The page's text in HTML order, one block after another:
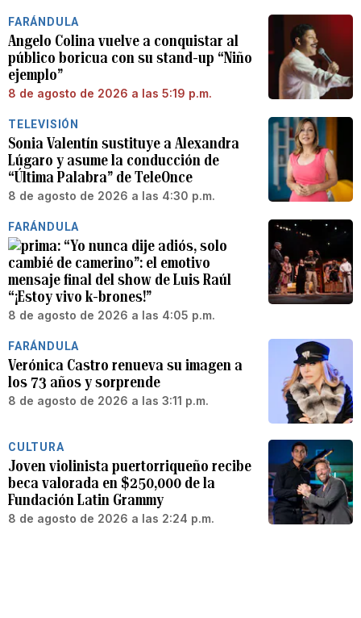
FARÁNDULA
Angelo Colina vuelve a conquistar al
público boricua con su stand-up “Niño
ejemplo”
8 de agosto de 2026 a las 5:19 p.m.
TELEVISIÓN
Sonia Valentín sustituye a Alexandra
Lúgaro y asume la conducción de
“Última Palabra” de TeleOnce
8 de agosto de 2026 a las 4:30 p.m.
FARÁNDULA
“Yo nunca dije adiós, solo
cambié de camerino”: el emotivo
mensaje final del show de Luis Raúl
“¡Estoy vivo k-brones!”
8 de agosto de 2026 a las 4:05 p.m.
FARÁNDULA
Verónica Castro renueva su imagen a
los 73 años y sorprende
8 de agosto de 2026 a las 3:11 p.m.
CULTURA
Joven violinista puertorriqueño recibe
beca valorada en $250,000 de la
Fundación Latin Grammy
8 de agosto de 2026 a las 2:24 p.m.